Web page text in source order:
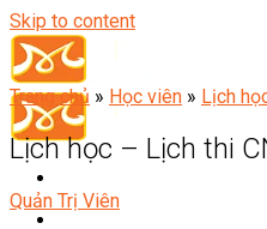
Skip to content
Trang chủ » Học viên » Lịch
Lịch học – Lịch thi
Quản Trị Viên